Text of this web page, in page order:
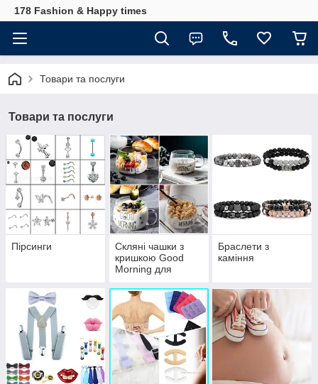
178 Fashion & Happy times
Товари та послуги
Товари та послуги
Пірсинги
Скляні чашки з
кришкою Good
Morning для
Браслети з
каміння